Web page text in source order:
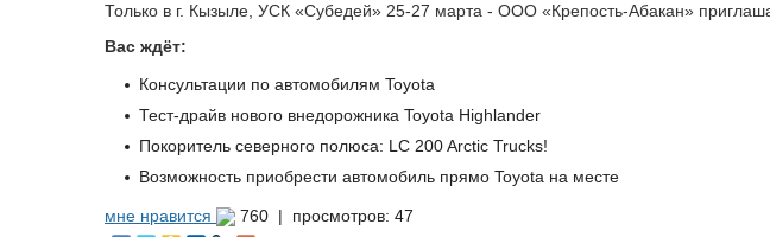
Только в г. Кызыле, УСК «Субедей» 25-27 марта - ООО «Крепость-Абакан»
Вас ждёт:
Консультации по автомобилям Toyota
Тест-драйв нового внедорожника Toyota Highlander
Покоритель северного полюса: LC 200 Arctic Trucks!
Возможность приобрести автомобиль прямо Toyota на месте
мне нравится 760 | просмотров: 47